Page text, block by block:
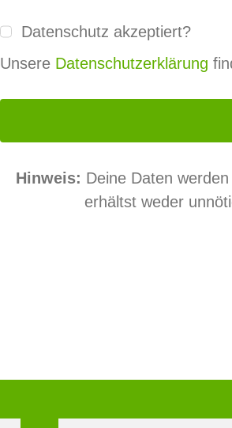
Datenschutz akzeptiert?
Unsere Datenschutzerklärung
Hinweis: Deine Daten
erhältst weder